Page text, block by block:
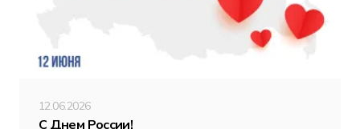
12.06.2026
С Днем России!